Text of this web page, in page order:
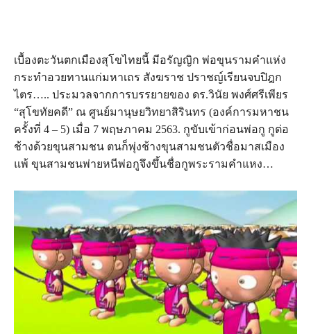
เบื้องตะวันตกเมืองสุโขไทยนี้ มีอรัญญิก พ่อขุนรามคำแห่ง
กระทำอวยทานแก่มหาเถร สังฆราช ปราชญ์เรียนจบปิฎก
ไตร….. ประมวลจากการบรรยายของ ดร.วินัย พงศ์ศรีเพียร
“สุโขทัยคดี” ณ ศูนย์มานุษยวิทยาสิรินทร (องค์การมหาชน
ครั้งที่ 4 – 5) เมื่อ 7 พฤษภาคม 2563. กูขับเข้าก่อนพ่อกู กูต่อ
ช้างด้วยขุนสามชน ตนก็พุ่งช้างขุนสามชนตัวชื่อมาสเมือง
แพ้ ขุนสามชนพ่ายหนีพ่อกูจึงขึ้นชื่อกูพระรามคำแหง…